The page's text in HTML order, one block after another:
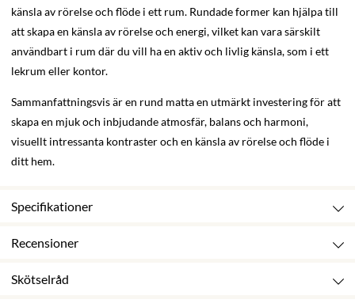
känsla av rörelse och flöde i ett rum. Rundade former kan hjälpa till
att skapa en känsla av rörelse och energi, vilket kan vara särskilt
användbart i rum där du vill ha en aktiv och livlig känsla, som i ett
lekrum eller kontor.
Sammanfattningsvis är en rund matta en utmärkt investering för att
skapa en mjuk och inbjudande atmosfär, balans och harmoni,
visuellt intressanta kontraster och en känsla av rörelse och flöde i
ditt hem.
Specifikationer
Recensioner
Skötselråd